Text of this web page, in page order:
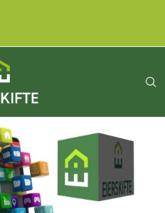
OM ENDRING I AVHENDINGSLOVEN